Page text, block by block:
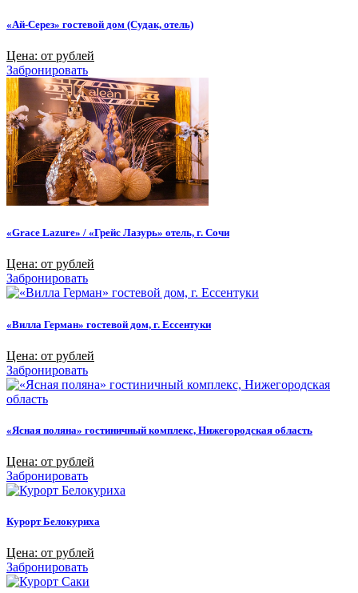
«Ай-Серез» гостевой дом (Судак, отель)
Цена: от рублей
Забронировать
«Grace Lazure» / «Грейс Лазурь» отель, г. Сочи
Цена: от рублей
Забронировать
«Вилла Герман» гостевой дом, г. Ессентуки
Цена: от рублей
Забронировать
«Ясная поляна» гостиничный комплекс, Нижегородская область
Цена: от рублей
Забронировать
Курорт Белокуриха
Цена: от рублей
Забронировать